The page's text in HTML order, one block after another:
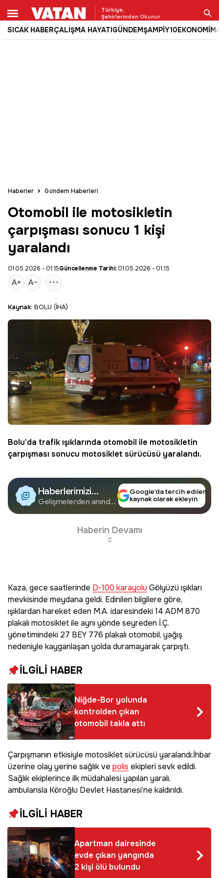
Türkiye,
Şehirlerinden Okunur
SICAK HABERÇALIŞMA HAYATIGÜNDEMŞAMPİY10EKONOMİ
Ara
Haberler Gündem Haberleri
Otomobil ile motosikletin
çarpışması sonucu 1 kişi
yaralandı
01.05.2026 - 01:15Güncellenme Tarihi:01.05.2026 - 01:15
Kaynak: BOLU (İHA)
Bolu'da trafik ışıklarında otomobil ile motosikletin
çarpışması sonucu motosiklet sürücüsü yaralandı.
Haberlerimizi
Google'da Takip
Edin
Gelişmelerden anında
Google’da tercih edilen
kaynak olarak ekleyin
Haberin Devamı
Kaza, gece saatlerinde D-100 karayolu Gölyüzü ışıkları
mevkisinde meydana geldi. Edinilen bilgilere göre,
ışıklardan hareket eden M.A. idaresindeki 14 ADM 870
plakalı motosiklet ile aynı yönde seyreden İ.Ç.
yönetimindeki 27 BEY 776 plakalı otomobil, yağış
nedeniyle kayganlaşan yolda duramayarak çarpıştı.
İLGİLİ HABER
Niğde-Bor yolunda
kontrolden çıkan
otomobil takla attı
Çarpışmanın etkisiyle motosiklet sürücüsü yaralandı.İhbar
üzerine olay yerine sağlık ve polis ekipleri sevk edildi.
Sağlık ekiplerince ilk müdahalesi yapılan yaralı,
ambulansla Köroğlu Devlet Hastanesi’ne kaldırıldı.
İLGİLİ HABER
Apartman dairesinde
evde çıkan yangında
2 kişi ölü bulundu